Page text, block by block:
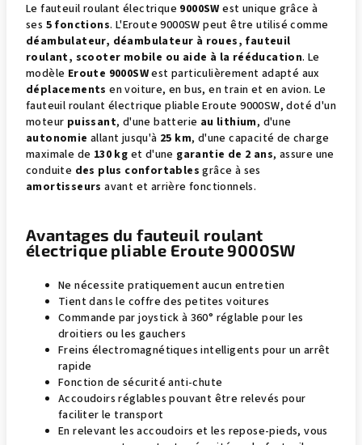
Le fauteuil roulant électrique 9000SWest unique grâce à
ses 5 fonctions. L'Eroute 9000SW peut être utilisé comme
déambulateur, déambulateur à roues, fauteuil
roulant, scooter mobile ou aide à la rééducation. Le
modèle Eroute 9000SWest particulièrement adapté aux
déplacements en voiture, en bus, en train et en avion. Le
fauteuil roulant électrique pliable Eroute 9000SW, doté d'un
moteur puissant, d'une batterie au lithium, d'une
autonomie allant jusqu'à 25 km, d'une capacité de charge
maximale de 130 kg et d'une garantie de 2 ans, assure une
conduite des plus confortables grâce à ses
amortisseurs avant et arrière fonctionnels.
Avantages du fauteuil roulant
électrique pliable Eroute 9000SW
Ne nécessite pratiquement aucun entretien
Tient dans le coffre des petites voitures
Commande par joystick à 360° réglable pour les
droitiers ou les gauchers
Freins électromagnétiques intelligents pour un arrêt
rapide
Fonction de sécurité anti-chute
Accoudoirs réglables pouvant être relevés pour
faciliter le transport
En relevant les accoudoirs et les repose-pieds, vous